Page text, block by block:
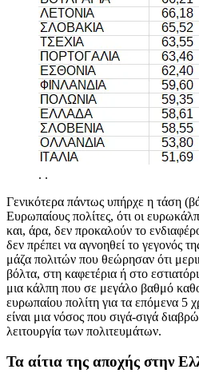
. .
Γενικότερα πάντως υπήρχε η τάση
Ευρωπαίους πολίτες, ότι οι
και, άρα, δεν προκαλούν το
δεν πρέπει να αγνοηθεί το γεγονός
μάζα πολιτών που θεώρησαν ότι
βόλτα, στη καφετέρια ή στο
μια κάλπη που σε μεγάλο βαθμό
ευρωπαίου πολίτη για τα επόμενα 5
είναι μια νόσος που σιγά-σιγά
λειτουργία των πολιτευμάτων.
Τα αίτια της αποχής στην